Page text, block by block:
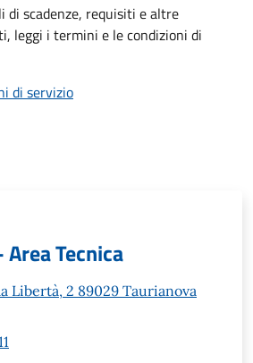
di scadenze, requisiti e altre
leggi i termini e le condizioni di
di servizio
Tecnica
Libertà, 2 89029 Taurianova